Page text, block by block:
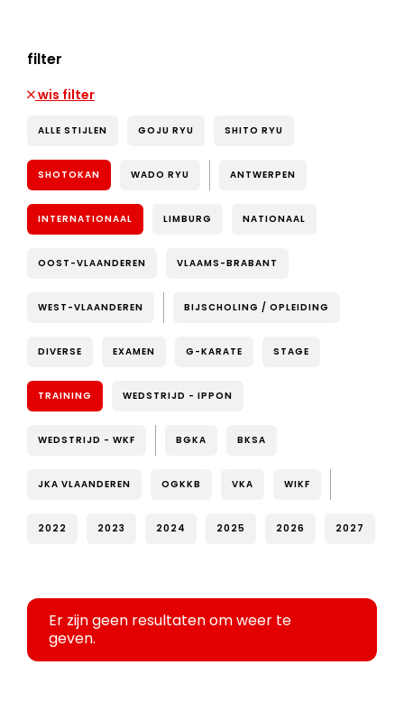
filter
wis filter
ALLE STIJLEN GOJU RYU SHITO RYU
SHOTOKAN WADO RYU ANTWERPEN
INTERNATIONAAL LIMBURG NATIONAAL
OOST-VLAANDEREN VLAAMS-BRABANT
WEST-VLAANDEREN BIJSCHOLING / OPLEIDING
DIVERSE EXAMEN G-KARATE STAGE
TRAINING WEDSTRIJD - IPPON
WEDSTRIJD - WKF BGKA BKSA
JKA VLAANDEREN OGKKB VKA WIKF
2022 2023 2024 2025 2026 2027
Er zijn geen resultaten om weer te
geven.